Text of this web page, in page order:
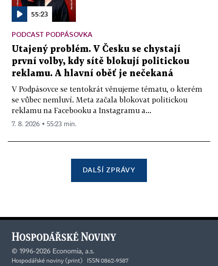
55:23
PODCAST PODPÁSOVKA
Utajený problém. V Česku se chystají
první volby, kdy sítě blokují politickou
reklamu. A hlavní oběť je nečekaná
V Podpásovce se tentokrát věnujeme tématu, o kterém
se vůbec nemluví. Meta začala blokovat politickou
reklamu na Facebooku a Instagramu a...
7. 8. 2026 ▪ 55:23 min.
DALŠÍ ZPRÁVY
© 1996-2026 Economia, a.s.
Hospodářské noviny (print) ISSN 0862-9587